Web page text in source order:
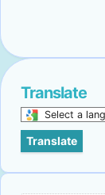
Translate
Select
a
language
Translate